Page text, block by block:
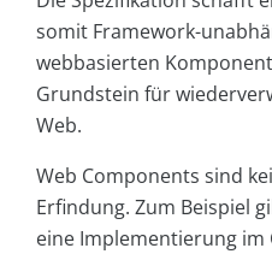
somit Framework-
webbasierten
Grundstein für
Web.
Web Components sind
Erfindung. Zum Beispiel
eine Implementierung im